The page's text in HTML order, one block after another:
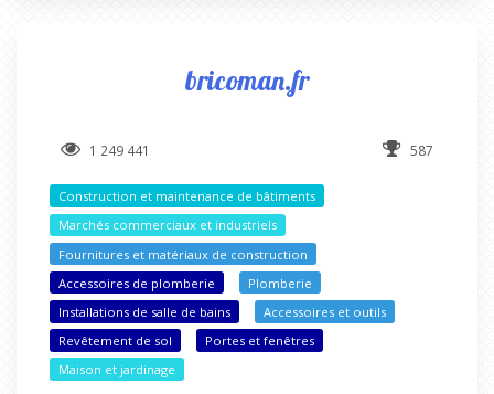
bricoman.fr
1 249 441 587
Construction et maintenance de bâtiments
Marchés commerciaux et industriels
Fournitures et matériaux de construction
Accessoires de plomberie
Plomberie
Installations de salle de bains
Accessoires et outils
Revêtement de sol
Portes et fenêtres
Maison et jardinage